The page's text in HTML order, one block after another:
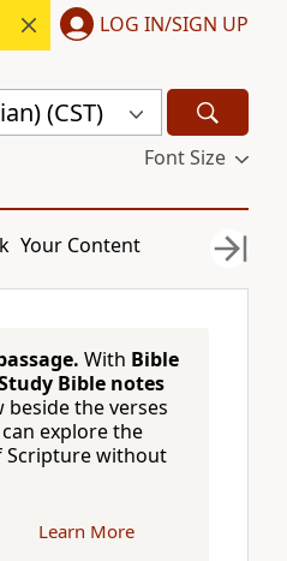
LOG IN/SIGN UP
(CST)
Font Size
Your Content
With Bible
Bible notes
the verses
explore the
Scripture without
Learn More